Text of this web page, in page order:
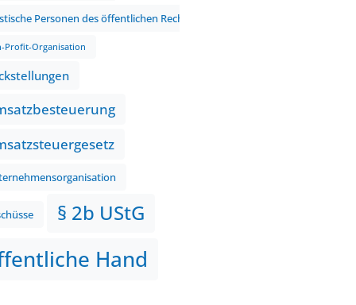
Personen des öffentlichen Rechts
Profit-Organisation
§ 2b UStG
Hand